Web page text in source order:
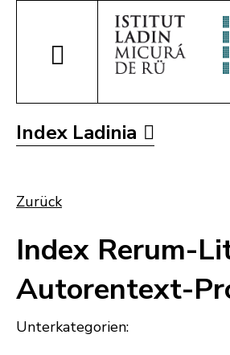
Index Ladinia
Zurück
Index Rerum-
Autorentext-
Unterkategorien: